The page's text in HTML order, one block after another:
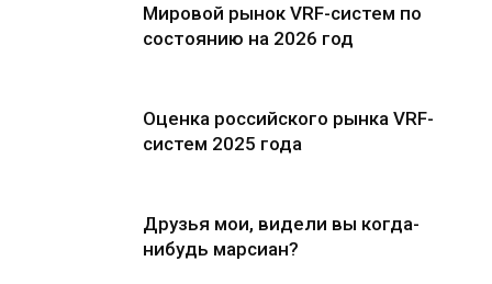
Мировой рынок VRF-систем по
состоянию на 2026 год
Оценка российского рынка VRF-
систем 2025 года
Друзья мои, видели вы когда-
нибудь марсиан?